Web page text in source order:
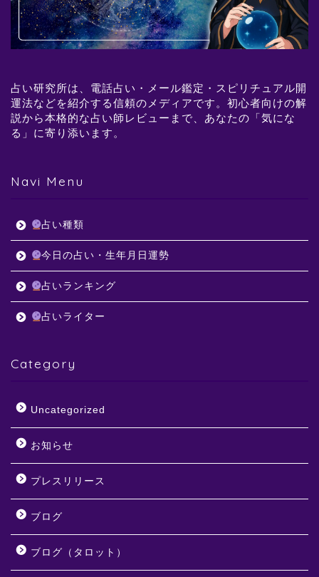
占い研究所は、電話占い・メール鑑定・スピリチュアル開
運法などを紹介する信頼のメディアです。初心者向けの解
説から本格的な占い師レビューまで、あなたの「気にな
る」に寄り添います。
Navi Menu
占い種類
今日の占い・生年月日運勢
占いランキング
占いライター
Category
Uncategorized
お知らせ
プレスリリース
ブログ
ブログ（タロット）